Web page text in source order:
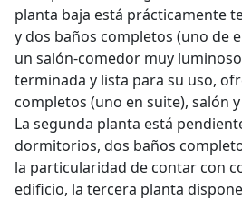
planta baja está prácticamente
y dos baños completos (uno de
un salón-comedor muy
terminada y lista para su uso,
completos (uno en suite), salón
La segunda planta está
dormitorios, dos baños
la particularidad de contar con
edificio, la tercera planta